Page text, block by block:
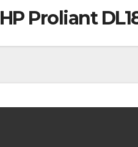
HP Proliant